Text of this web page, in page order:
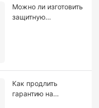
Можно ли изготовить
защитную
Как продлить
гарантию на